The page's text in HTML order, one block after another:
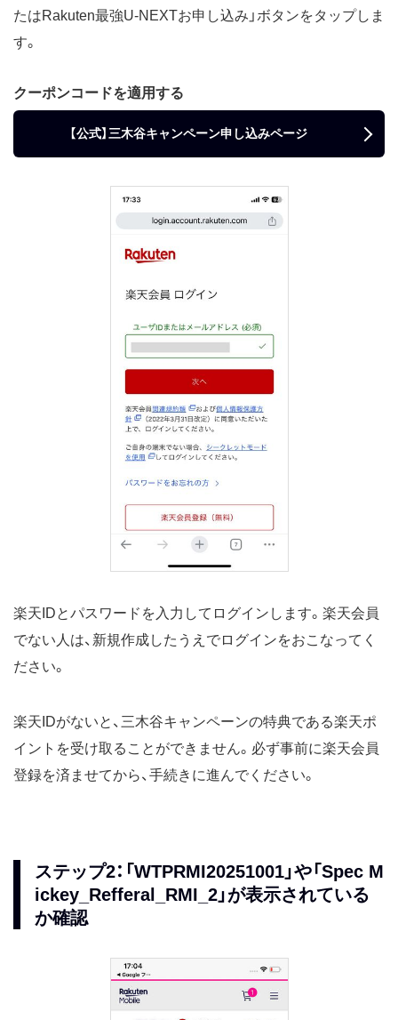
たはRakuten最強U-NEXTお申し込み」ボタンをタップしま
す。
クーポンコードを適用する
【公式】三木谷キャンペーン申し込みページ
楽天IDとパスワードを入力してログインします。楽天会員
でない人は、新規作成したうえでログインをおこなってく
ださい。
楽天IDがないと、三木谷キャンペーンの特典である楽天ポ
イントを受け取ることができません。必ず事前に楽天会員
登録を済ませてから、手続きに進んでください。
ステップ2：「WTPRMI20251001」や「Spec M
ickey_Refferal_RMI_2」が表示されている
か確認